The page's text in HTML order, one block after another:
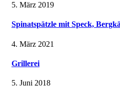
5. März 2019
Spinatspätzle mit Speck,
4. März 2021
Grillerei
5. Juni 2018